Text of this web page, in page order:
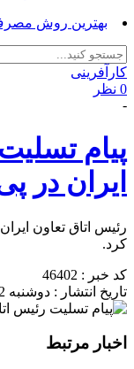
بهترین روش
کارآفرینی
0 نظر
-
پیام
ایران در
رئیس اتاق تعاون
کرد.
کد خبر : 46402
تاریخ انتشار : دوشنبه 2 مارس 2026 - 11:11
اخبار مرتبط